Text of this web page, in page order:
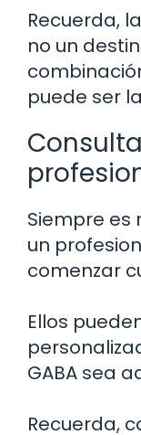
Recuerda,
no un
puede ser
Siempre
un
comenzar
Ellos
GABA sea
Recuerda,